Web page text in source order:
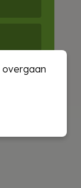
overgaan